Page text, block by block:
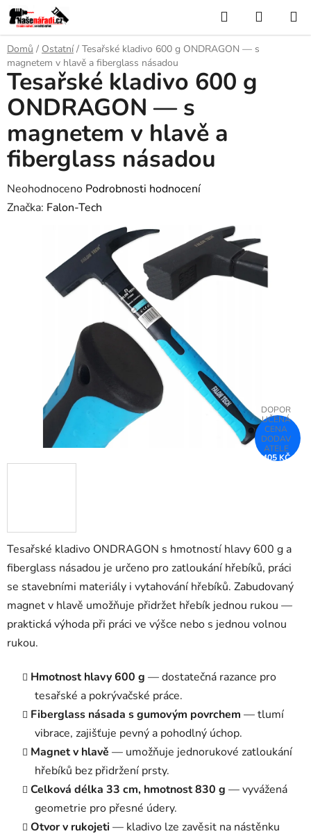
Přejít
na
obsah
Hledat
KOŠÍK
Domů / Ostatní / Tesařské kladivo 600 g ONDRAGON — s
magnetem v hlavě a fiberglass násadou
Tesařské kladivo ONDRAGON s hmotností hlavy 600 g a
fiberglass násadou je určeno pro zatloukání hřebíků, práci
se stavebními materiály i vytahování hřebíků. Zabudovaný
magnet v hlavě umožňuje přidržet hřebík jednou rukou —
praktická výhoda při práci ve výšce nebo s jednou volnou
rukou.
Hmotnost hlavy 600 g — dostatečná razance pro
tesařské a pokrývačské práce.
Fiberglass násada s gumovým povrchem — tlumí
vibrace, zajišťuje pevný a pohodlný úchop.
Magnet v hlavě — umožňuje jednorukové zatloukání
hřebíků bez přidržení prsty.
Celková délka 33 cm, hmotnost 830 g — vyvážená
geometrie pro přesné údery.
Otvor v rukojeti— kladivo lze zavěsit na nástěnku
Tesařské kladivo 600 g
ONDRAGON — s
magnetem v hlavě a
fiberglass násadou
Průměrné
hodnocení
Neohodnoceno Podrobnosti hodnocení
Značka: Falon-Tech
405 KČ